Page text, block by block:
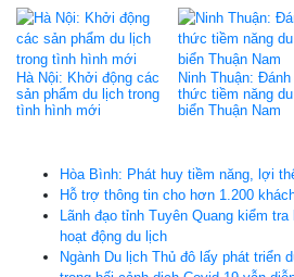
Hà Nội: Khởi động các
sản phẩm du lịch trong
tình hình mới
Ninh Thuận: Đánh
thức tiềm năng
biển Thuận Nam
Hòa Bình: Phát huy tiềm năng, lợi
Hỗ trợ thông tin cho hơn 1.200
Lãnh đạo tỉnh Tuyên Quang kiểm
hoạt động du lịch
Ngành Du lịch Thủ đô lấy phát triển